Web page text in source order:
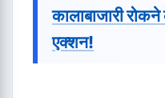
कालाबाजारी
एक्शन!